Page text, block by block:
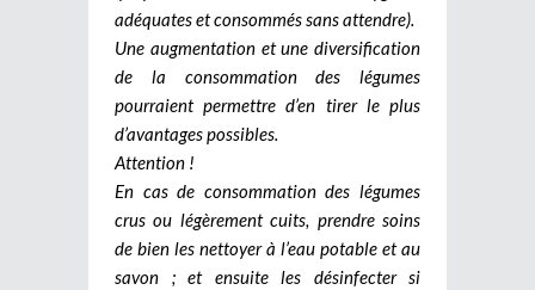
adéquates et consommés sans attendre).
Une augmentation et une diversification
de la consommation des légumes
pourraient permettre d’en tirer le plus
d’avantages possibles.
Attention !
En cas de consommation des légumes
crus ou légèrement cuits, prendre soins
de bien les nettoyer à l’eau potable et au
savon ; et ensuite les désinfecter si